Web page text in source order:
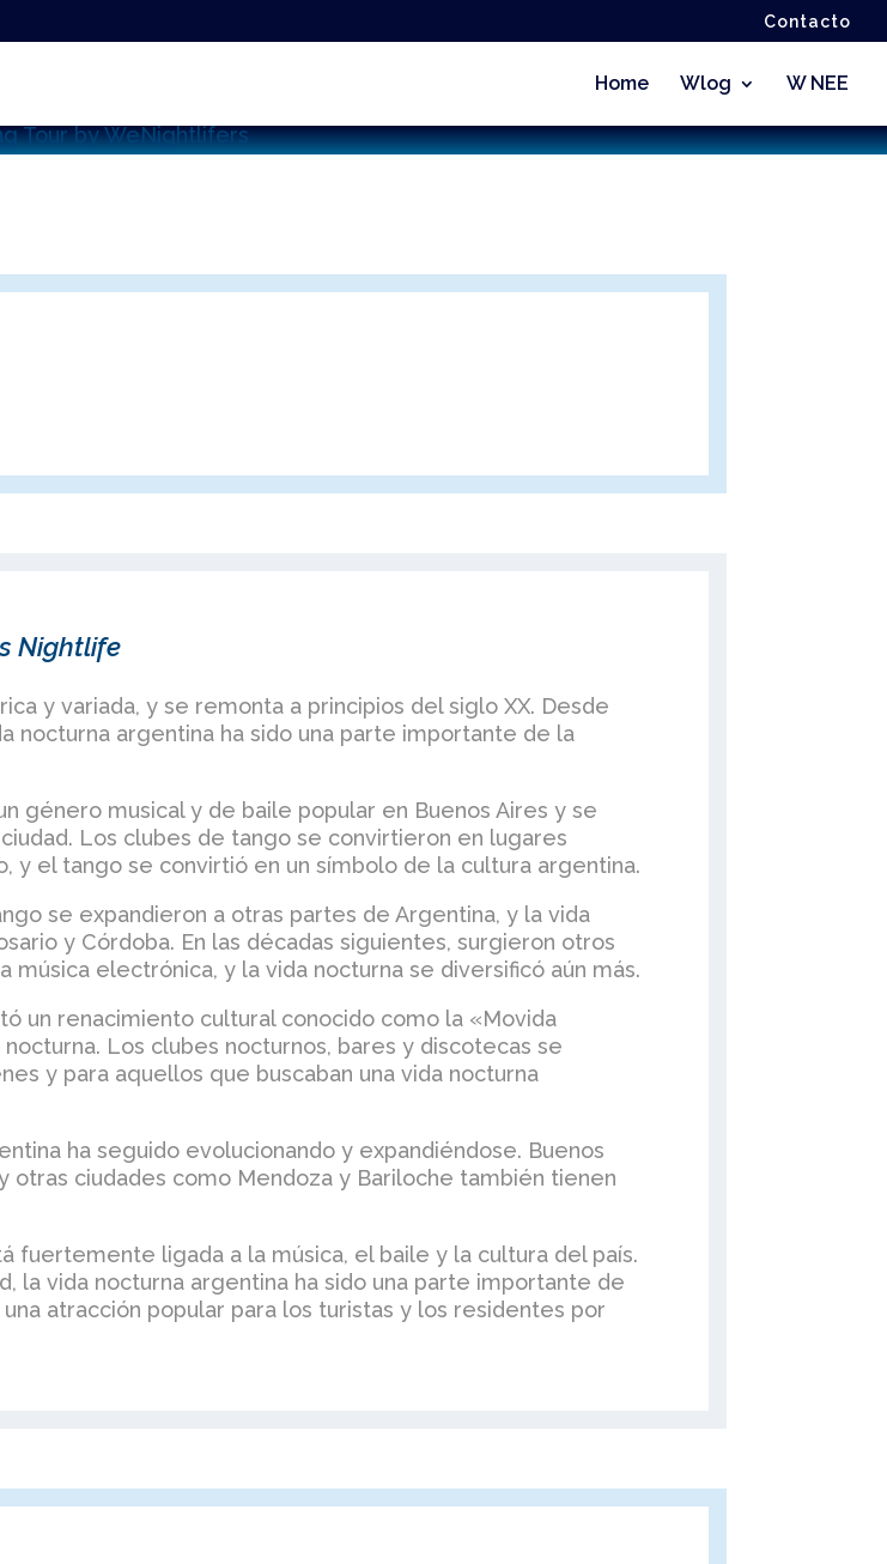
Contacto
Home Wlog W NEE
Nightlife
y variada, y se remonta a principios del siglo XX. Desde
nocturna argentina ha sido una parte importante de la
género musical y de baile popular en Buenos Aires y se
Los clubes de tango se convirtieron en lugares
y el tango se convirtió en un símbolo de la cultura argentina.
se expandieron a otras partes de Argentina, y la vida
y Córdoba. En las décadas siguientes, surgieron otros
electrónica, y la vida nocturna se diversificó aún más.
un renacimiento cultural conocido como la «Movida
Los clubes nocturnos, bares y discotecas se
y para aquellos que buscaban una vida nocturna
ha seguido evolucionando y expandiéndose. Buenos
otras ciudades como Mendoza y Bariloche también tienen
fuertemente ligada a la música, el baile y la cultura del país.
la vida nocturna argentina ha sido una parte importante de
atracción popular para los turistas y los residentes por